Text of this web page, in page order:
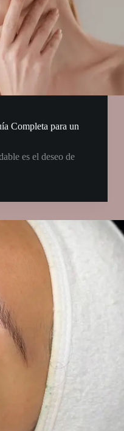
Completa para un
es el deseo de